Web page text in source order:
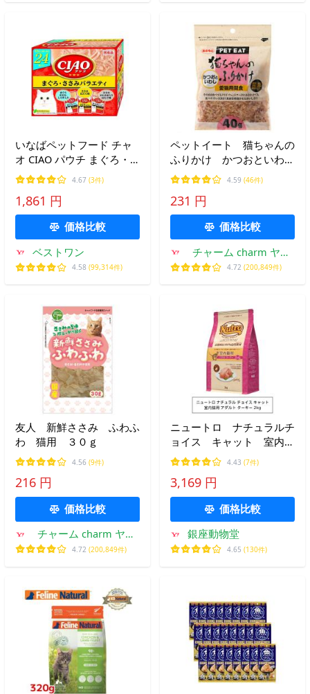
いなばペットフード チャ
オ CIAO パウチ まぐろ・
ささみバラエティ 猫用
40g×24袋 キャットフード
えさ ウェット
4.67 (3件)
1,861 円
価格比較
ベストワン
4.58 (99,314件)
ペットイート 猫ちゃんの
ふりかけ かつおといわ
し ４０ｇ キャットフー
ド おやつ
4.59 (46件)
231 円
価格比較
チャーム charm ヤフ
ー店
4.72 (200,849件)
友人 新鮮ささみ ふわふ
わ 猫用 ３０ｇ
4.56 (9件)
216 円
価格比較
チャーム charm ヤフ
ー店
4.72 (200,849件)
ニュートロ ナチュラルチ
ョイス キャット 室内猫
用 アダルト ターキー
2kg（NC151）
4.43 (7件)
3,169 円
価格比較
銀座動物堂
4.65 (130件)